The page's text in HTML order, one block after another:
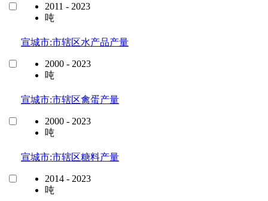
2011 - 2023
吨
宣城市:市辖区水产品产量
2000 - 2023
吨
宣城市:市辖区禽蛋产量
2000 - 2023
吨
宣城市:市辖区糖料产量
2014 - 2023
吨